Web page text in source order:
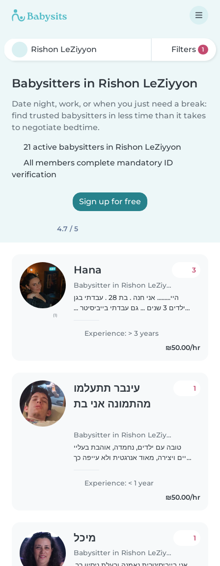
Filters 1
Babysitters in Rishon LeZiyyon
Date night, work, or when you just need a break:
find trusted babysitters in less time than it takes
to negotiate bedtime.
21 active babysitters in Rishon LeZiyyon
All members complete mandatory ID
verification
Sign up for free
4.7 / 5
(1)
Hana
Babysitter in Rishon LeZiyyon
3
היי......... אני חנה . בת 28 . עבדתי בגן
ילדים 3 שנים ... גם עבדתי בייביסיטר ...
אוהבת ילדים ........ אני יחולה לבוד גם
Experience: > 3 years
₪50.00/hr
עינבר תתעלמו
מהתמונה אני בת
Babysitter in Rishon LeZiyyon
1
טובה עם ילדים, נחמדה, אוהבת בעליי
חיים ויצירה, מאוד אנרגטית ולא עייפה כך
Experience: < 1 year
₪50.00/hr
מיכל
Babysitter in Rishon LeZiyyon
1